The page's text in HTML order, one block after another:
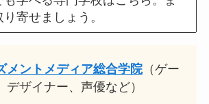
寄せましょう。
メントメディア総合学院（ゲー
デザイナー、声優など）